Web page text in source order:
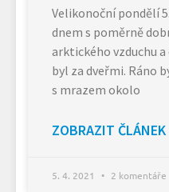
Velikonoční pondělí
dnem s poměrně
arktického vzduchu
byl za dveřmi. Ráno
s mrazem okolo
ZOBRAZIT ČLÁNEK
5. 4. 2021 2 komentáře